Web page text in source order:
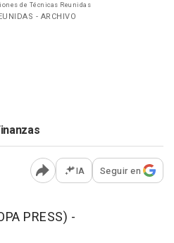
de Técnicas Reunidas
- ARCHIVO
Abrir opciones para
IA Seguir en
PRESS) -